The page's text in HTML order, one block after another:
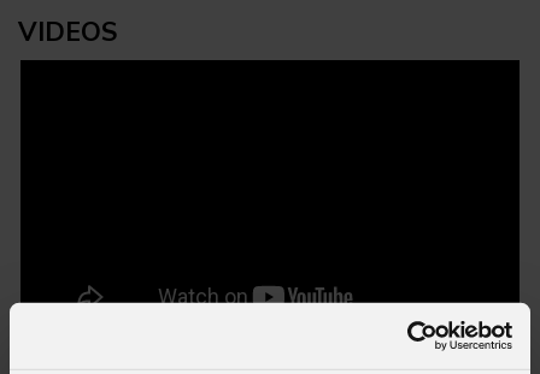
VIDEOS